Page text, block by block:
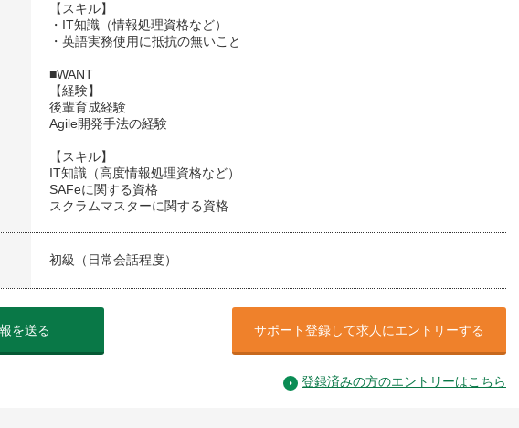
【スキル】
・IT知識（情報処理資格など）
・英語実務使用に抵抗の無いこと
■WANT
【経験】
後輩育成経験
Agile開発手法の経験
【スキル】
IT知識（高度情報処理資格など）
SAFeに関する資格
スクラムマスターに関する資格
初級（日常会話程度）
を送る サポート登録して求人にエントリーする
登録済みの方のエントリーはこちら